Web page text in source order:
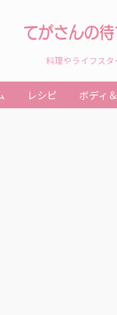
料理やライフスタ
レシピ ボディ